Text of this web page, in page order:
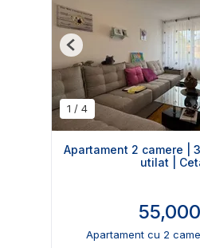
1 / 4
Previous
Apartament 2 camere |
utilat |
Apartament cu 2